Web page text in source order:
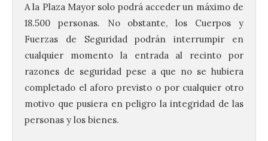
A la Plaza Mayor solo podrá acceder un máximo de
18.500 personas. No obstante, los Cuerpos y
Fuerzas de Seguridad podrán interrumpir en
cualquier momento la entrada al recinto por
razones de seguridad pese a que no se hubiera
completado el aforo previsto o por cualquier otro
motivo que pusiera en peligro la integridad de las
personas y los bienes.